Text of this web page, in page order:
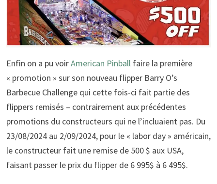
Enfin on a pu voirAmerican Pinballfaire la première
« promotion » sur son nouveau flipper Barry O’s
Barbecue Challenge qui cette fois-ci fait partie des
flippers remisés – contrairement aux précédentes
promotions du constructeurs qui ne l’incluaient pas. Du
23/08/2024 au 2/09/2024, pour le « labor day » américain,
le constructeur fait une remise de 500 $ aux USA,
faisant passer le prix du flipper de 6 995$ à 6 495$.